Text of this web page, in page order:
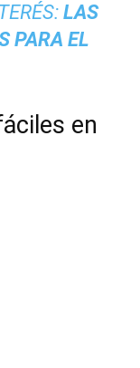
LAS
PARA EL
en